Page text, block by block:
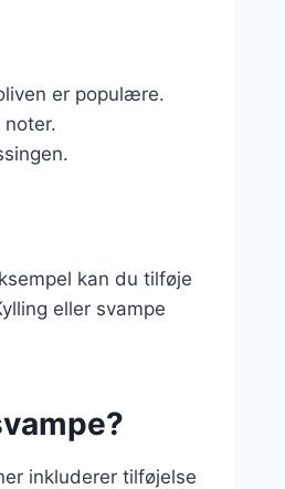
er populære.
kan du tilføje
eller svampe
inkluderer tilføjelse